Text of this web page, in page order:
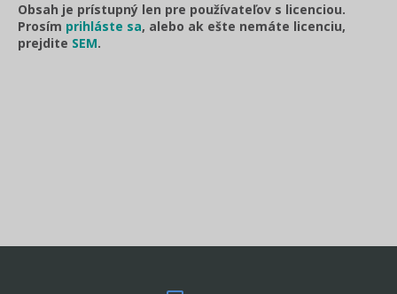
Obsah je prístupný len pre používateľov s licenciou.
Prosím prihláste sa, alebo ak ešte nemáte licenciu,
prejdite SEM.